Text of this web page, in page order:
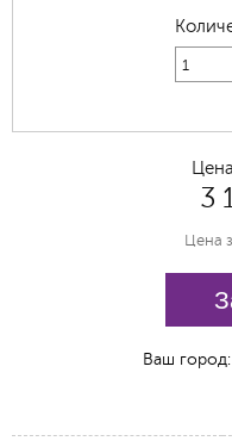
1
3
Цена
Ваш город: